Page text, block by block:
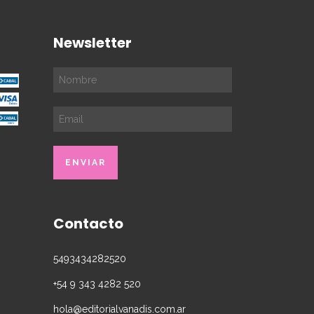
Newsletter
Contacto
5493434282520
+54 9 343 4282 520
hola@editorialvanadis.com.ar